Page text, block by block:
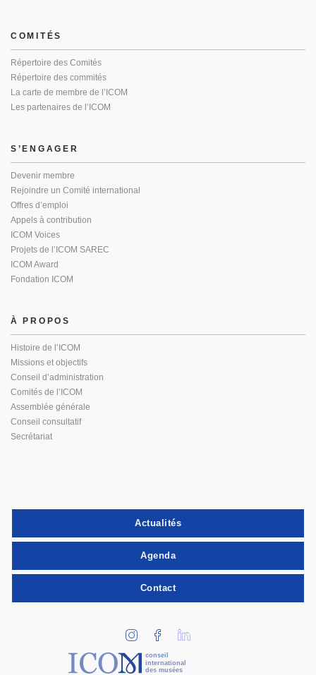
COMITÉS
Répertoire des Comités
Répertoire des commités
La carte de membre de l’ICOM
Les partenaires de l’ICOM
S’ENGAGER
Devenir membre
Rejoindre un Comité international
Offres d’emploi
Appels à contribution
ICOM Voices
Projets de l’ICOM SAREC
ICOM Award
Fondation ICOM
À PROPOS
Histoire de l’ICOM
Missions et objectifs
Conseil d’administration
Comités de l’ICOM
Assemblée générale
Conseil consultatif
Secrétariat
Actualités
Agenda
Contact
conseil
international
des musées